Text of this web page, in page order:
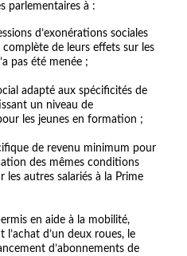
parlementaires à :
d’exonérations sociales
de leurs effets sur les
pas été menée ;
adapté aux spécificités de
un niveau de
les jeunes en formation ;
de revenu minimum pour
des mêmes conditions
les autres salariés à la Prime
en aide à la mobilité,
d’un deux roues, le
d’abonnements de